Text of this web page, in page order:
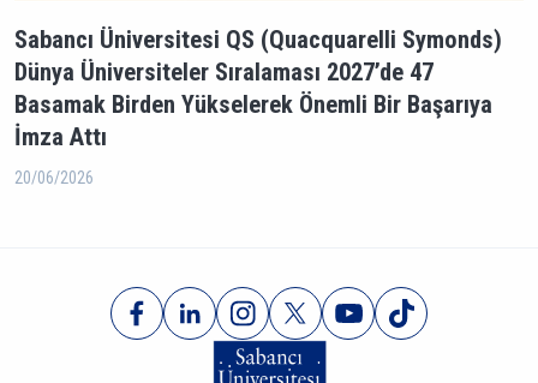
Sabancı Üniversitesi QS (Quacquarelli Symonds)
Dünya Üniversiteler Sıralaması 2027’de 47
Basamak Birden Yükselerek Önemli Bir Başarıya
İmza Attı
20/06/2026